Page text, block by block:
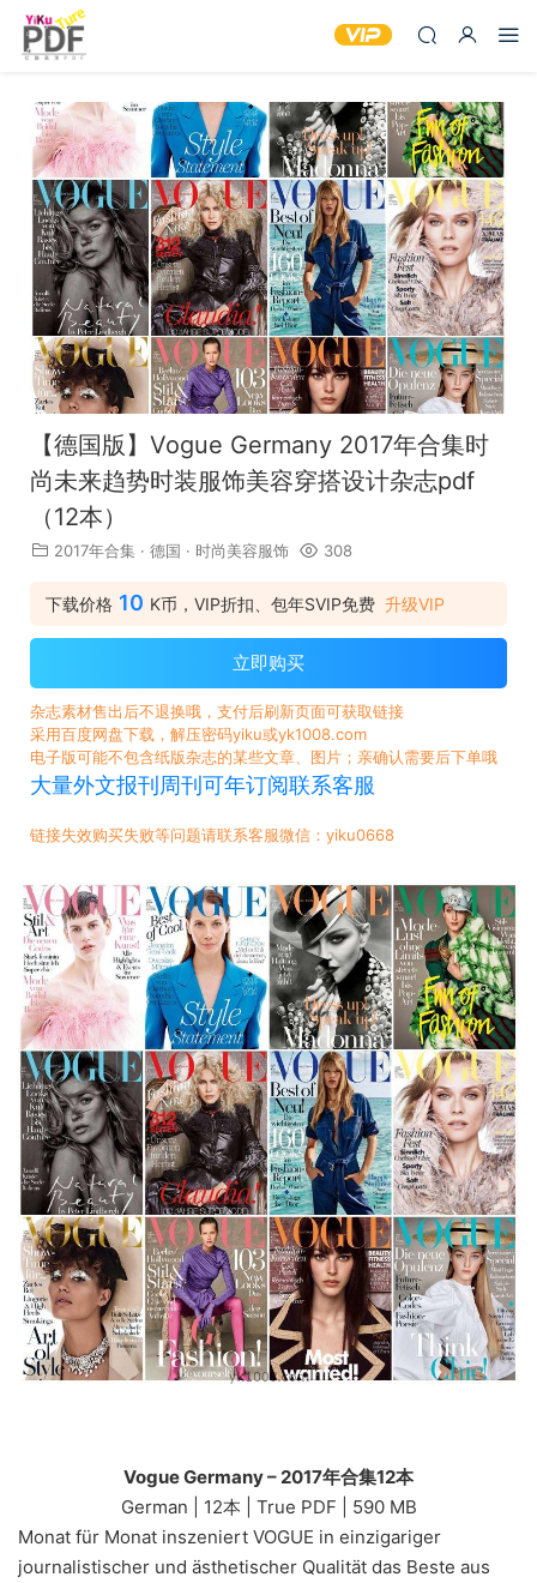
【德国版】Vogue Germany 2017年合集时
尚未来趋势时装服饰美容穿搭设计杂志pdf
（12本）
2017年合集 · 德国 · 时尚美容服饰 308
下载价格 10 K币，VIP折扣、包年SVIP免费 升级VIP
立即购买
杂志素材售出后不退换哦，支付后刷新页面可获取链接
采用百度网盘下载，解压密码yiku或yk1008.com
电子版可能不包含纸版杂志的某些文章、图片；亲确认需要后下单哦
大量外文报刊周刊可年订阅联系客服
链接失效购买失败等问题请联系客服微信：yiku0668
Vogue Germany – 2017年合集12本
German | 12本 | True PDF | 590 MB
Monat für Monat inszeniert VOGUE in einzigariger
journalistischer und ästhetischer Qualität das Beste aus